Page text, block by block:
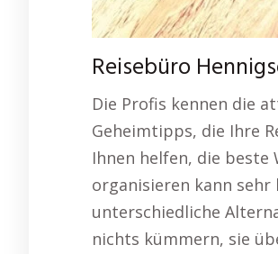
Reisebüro
Die Profis kennen die
Geheimtipps, die Ihre
Ihnen helfen, die beste
organisieren kann
unterschiedliche
nichts kümmern, sie